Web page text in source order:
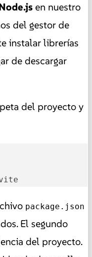
en nuestro
del gestor de
instalar librerías
de descargar
del proyecto y
package.json
El segundo
del proyecto.